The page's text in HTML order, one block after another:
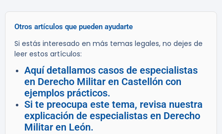
Otros artículos que pueden ayudarte
Si estás interesado en más temas legales, no dejes de
leer estos artículos:
Aquí detallamos casos de especialistas
en Derecho Militar en Castellón con
ejemplos prácticos.
Si te preocupa este tema, revisa nuestra
explicación de especialistas en Derecho
Militar en León.